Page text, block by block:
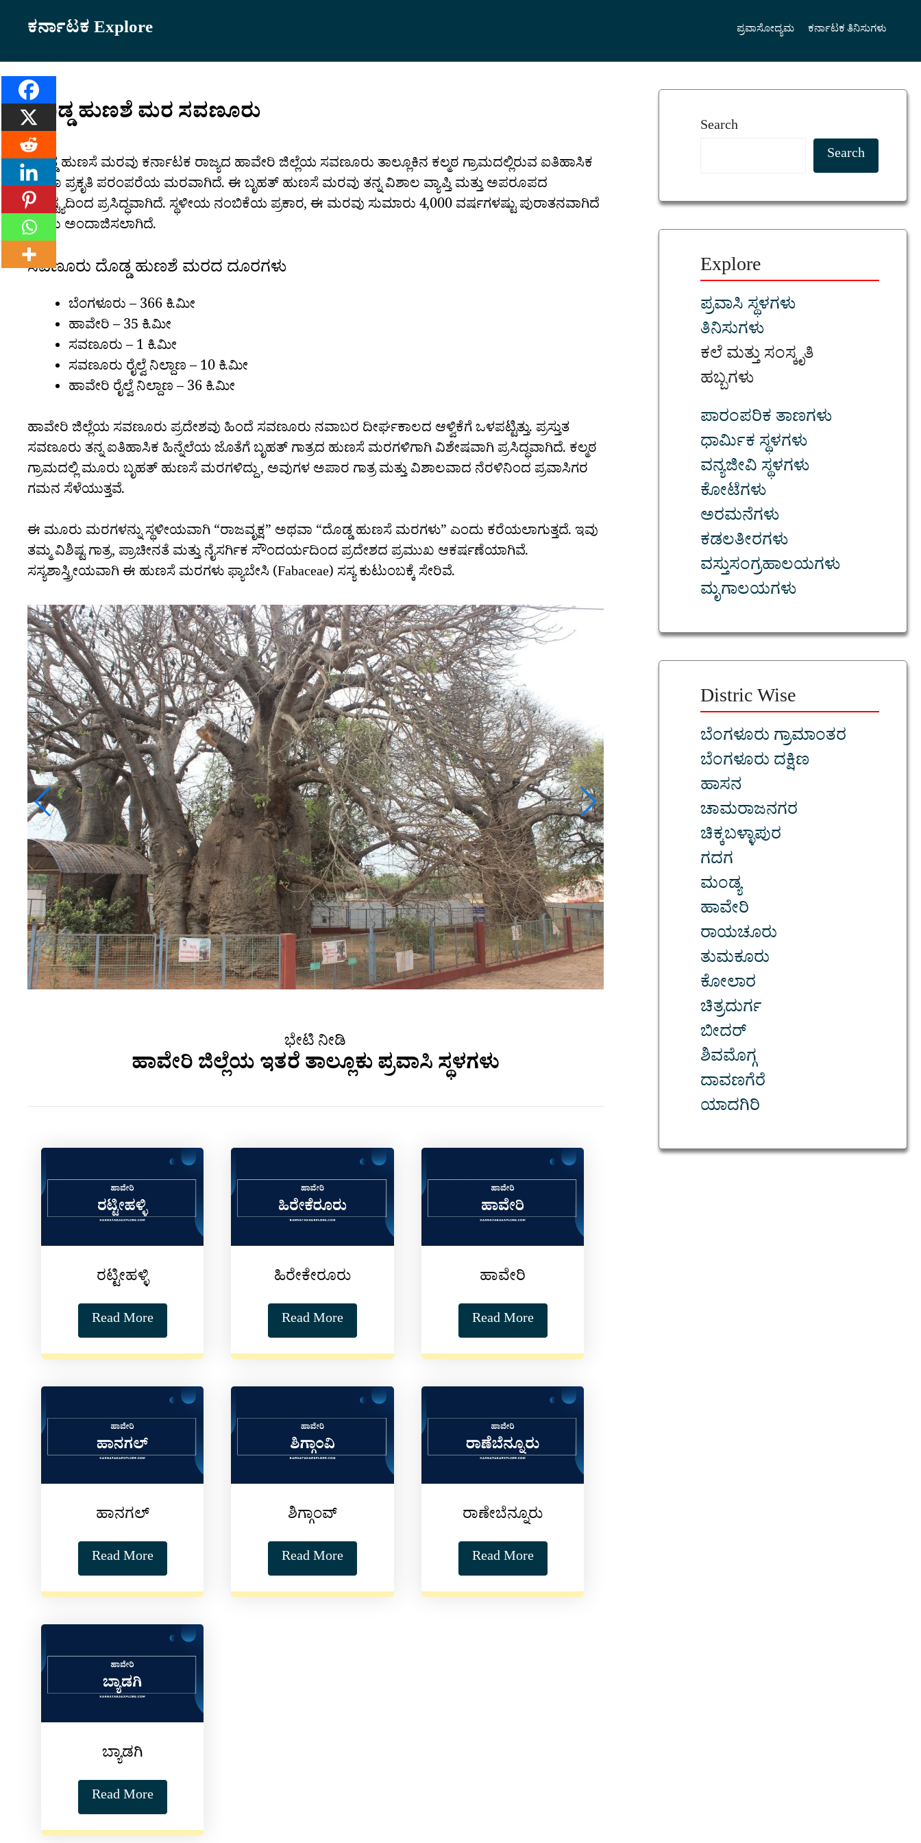
ಕರ್ನಾಟಕ Explore ಪ್ರವಾಸೋದ್ಯಮ ಕರ್ನಾಟಕ ತಿನಿಸುಗಳು
ದೊಡ್ಡ ಹುಣಶೆ ಮರ ಸವಣೂರು
ದೊಡ್ಡ ಹುಣಸೆ ಮರವು ಕರ್ನಾಟಕ ರಾಜ್ಯದ ಹಾವೇರಿ ಜಿಲ್ಲೆಯ ಸವಣೂರು ತಾಲ್ಲೂಕಿನ ಕಲ್ಮಠ ಗ್ರಾಮದಲ್ಲಿರುವ ಐತಿಹಾಸಿಕ
ಹಾಗೂ ಪ್ರಕೃತಿ ಪರಂಪರೆಯ ಮರವಾಗಿದೆ. ಈ ಬೃಹತ್ ಹುಣಸೆ ಮರವು ತನ್ನ ವಿಶಾಲ ವ್ಯಾಪ್ತಿ ಮತ್ತು ಅಪರೂಪದ
ವೈಶಿಷ್ಟ್ಯದಿಂದ ಪ್ರಸಿದ್ಧವಾಗಿದೆ. ಸ್ಥಳೀಯ ನಂಬಿಕೆಯ ಪ್ರಕಾರ, ಈ ಮರವು ಸುಮಾರು 4,000 ವರ್ಷಗಳಷ್ಟು ಪುರಾತನವಾಗಿದೆ
ಎಂದು ಅಂದಾಜಿಸಲಾಗಿದೆ.
ಸವಣೂರು ದೊಡ್ಡ ಹುಣಶೆ ಮರದ ದೂರಗಳು
ಬೆಂಗಳೂರು – 366 ಕಿ.ಮೀ
ಹಾವೇರಿ – 35 ಕಿ.ಮೀ
ಸವಣೂರು – 1 ಕಿ.ಮೀ
ಸವಣೂರು ರೈಲ್ವೆ ನಿಲ್ದಾಣ – 10 ಕಿ.ಮೀ
ಹಾವೇರಿ ರೈಲ್ವೆ ನಿಲ್ದಾಣ – 36 ಕಿ.ಮೀ
ಹಾವೇರಿ ಜಿಲ್ಲೆಯ ಸವಣೂರು ಪ್ರದೇಶವು ಹಿಂದೆ ಸವಣೂರು ನವಾಬರ ದೀರ್ಘಕಾಲದ ಆಳ್ವಿಕೆಗೆ ಒಳಪಟ್ಟಿತ್ತು. ಪ್ರಸ್ತುತ
ಸವಣೂರು ತನ್ನ ಐತಿಹಾಸಿಕ ಹಿನ್ನೆಲೆಯ ಜೊತೆಗೆ ಬೃಹತ್ ಗಾತ್ರದ ಹುಣಸೆ ಮರಗಳಿಗಾಗಿ ವಿಶೇಷವಾಗಿ ಪ್ರಸಿದ್ಧವಾಗಿದೆ. ಕಲ್ಮಠ
ಗ್ರಾಮದಲ್ಲಿ ಮೂರು ಬೃಹತ್ ಹುಣಸೆ ಮರಗಳಿದ್ದು, ಅವುಗಳ ಅಪಾರ ಗಾತ್ರ ಮತ್ತು ವಿಶಾಲವಾದ ನೆರಳಿನಿಂದ ಪ್ರವಾಸಿಗರ
ಗಮನ ಸೆಳೆಯುತ್ತವೆ.
ಈ ಮೂರು ಮರಗಳನ್ನು ಸ್ಥಳೀಯವಾಗಿ “ರಾಜವೃಕ್ಷ” ಅಥವಾ “ದೊಡ್ಡ ಹುಣಸೆ ಮರಗಳು” ಎಂದು ಕರೆಯಲಾಗುತ್ತದೆ. ಇವು
ತಮ್ಮ ವಿಶಿಷ್ಟ ಗಾತ್ರ, ಪ್ರಾಚೀನತೆ ಮತ್ತು ನೈಸರ್ಗಿಕ ಸೌಂದರ್ಯದಿಂದ ಪ್ರದೇಶದ ಪ್ರಮುಖ ಆಕರ್ಷಣೆಯಾಗಿವೆ.
ಸಸ್ಯಶಾಸ್ತ್ರೀಯವಾಗಿ ಈ ಹುಣಸೆ ಮರಗಳು ಫ್ಯಾಬೇಸಿ (Fabaceae) ಸಸ್ಯ ಕುಟುಂಬಕ್ಕೆ ಸೇರಿವೆ.
ಭೇಟಿ ನೀಡಿ
ಹಾವೇರಿ ಜಿಲ್ಲೆಯ ಇತರೆ ತಾಲ್ಲೂಕು ಪ್ರವಾಸಿ ಸ್ಥಳಗಳು
ರಟ್ಟೀಹಳ್ಳಿ
Read More
ಹಿರೇಕೇರೂರು
Read More
ಹಾವೇರಿ
Read More
ಹಾನಗಲ್
Read More
ಶಿಗ್ಗಾಂವ್
Read More
ರಾಣೇಬೆನ್ನೂರು
Read More
ಬ್ಯಾಡಗಿ
Read More
Search
Search
Explore
ಪ್ರವಾಸಿ ಸ್ಥಳಗಳು
ತಿನಿಸುಗಳು
ಕಲೆ ಮತ್ತು ಸಂಸ್ಕೃತಿ
ಹಬ್ಬಗಳು
ಪಾರಂಪರಿಕ ತಾಣಗಳು
ಧಾರ್ಮಿಕ ಸ್ಥಳಗಳು
ವನ್ಯಜೀವಿ ಸ್ಥಳಗಳು
ಕೋಟೆಗಳು
ಅರಮನೆಗಳು
ಕಡಲತೀರಗಳು
ವಸ್ತುಸಂಗ್ರಹಾಲಯಗಳು
ಮೃಗಾಲಯಗಳು
Distric Wise
ಬೆಂಗಳೂರು ಗ್ರಾಮಾಂತರ
ಬೆಂಗಳೂರು ದಕ್ಷಿಣ
ಹಾಸನ
ಚಾಮರಾಜನಗರ
ಚಿಕ್ಕಬಳ್ಳಾಪುರ
ಗದಗ
ಮಂಡ್ಯ
ಹಾವೇರಿ
ರಾಯಚೂರು
ತುಮಕೂರು
ಕೋಲಾರ
ಚಿತ್ರದುರ್ಗ
ಬೀದರ್
ಶಿವಮೊಗ್ಗ
ದಾವಣಗೆರೆ
ಯಾದಗಿರಿ